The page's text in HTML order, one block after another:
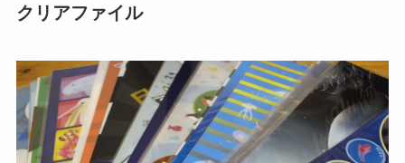
クリアファイル